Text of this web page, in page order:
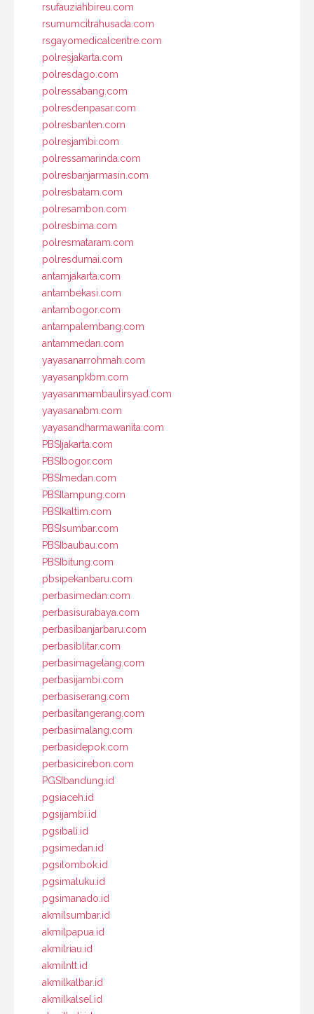
rsufauziahbireu.com
rsumumcitrahusada.com
rsgayomedicalcentre.com
polresjakarta.com
polresdago.com
polressabang.com
polresdenpasar.com
polresbanten.com
polresjambi.com
polressamarinda.com
polresbanjarmasin.com
polresbatam.com
polresambon.com
polresbima.com
polresmataram.com
polresdumai.com
antamjakarta.com
antambekasi.com
antambogor.com
antampalembang.com
antammedan.com
yayasanarrohmah.com
yayasanpkbm.com
yayasanmambaulirsyad.com
yayasanabm.com
yayasandharmawanita.com
PBSIjakarta.com
PBSIbogor.com
PBSImedan.com
PBSIlampung.com
PBSIkaltim.com
PBSIsumbar.com
PBSIbaubau.com
PBSIbitung.com
pbsipekanbaru.com
perbasimedan.com
perbasisurabaya.com
perbasibanjarbaru.com
perbasiblitar.com
perbasimagelang.com
perbasijambi.com
perbasiserang.com
perbasitangerang.com
perbasimalang.com
perbasidepok.com
perbasicirebon.com
PGSIbandung.id
pgsiaceh.id
pgsijambi.id
pgsibali.id
pgsimedan.id
pgsilombok.id
pgsimaluku.id
pgsimanado.id
akmilsumbar.id
akmilpapua.id
akmilriau.id
akmilntt.id
akmilkalbar.id
akmilkalsel.id